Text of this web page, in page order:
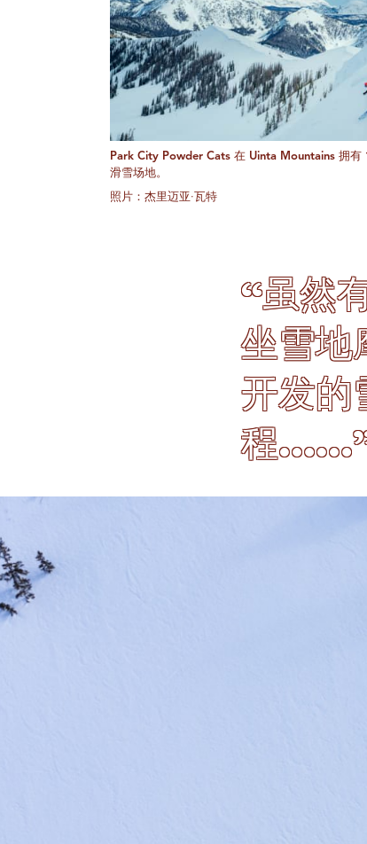
Park City Powder Cats 在 Uinta Mountains 拥有
滑雪场地。
照片：杰里迈亚·瓦特
“虽然
坐雪地
开发的
程